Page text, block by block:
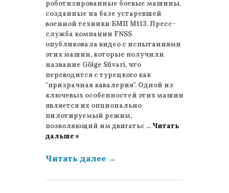
роботизированные боевые машины,
созданные на базе устаревшей
военной техники БМП M113. Пресс-
служба компании FNSS
опубликовала видео с испытаниями
этих машин, которые получили
название Gölge Süvari, что
переводится с турецкого как
"призрачная кавалерия". Одной из
ключевых особенностей этих машин
является их опционально
пилотируемый режим,
позволяющий им двигатьс ... Читать
дальше »
Читать далее →